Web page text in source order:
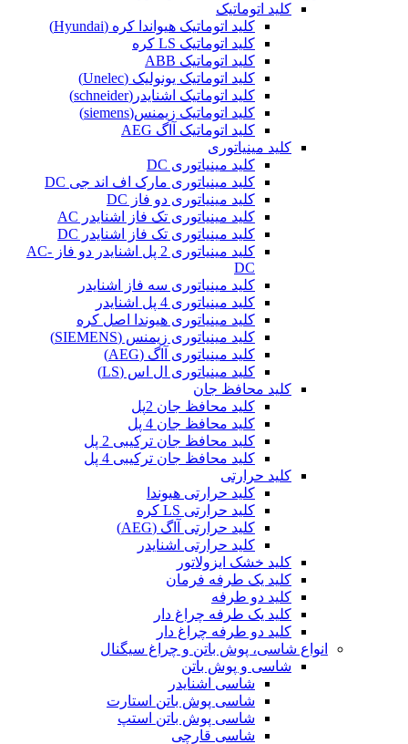
کلید اتوماتیک
کلید اتوماتیک هیواندا کره (Hyundai)
کلید اتوماتیک LS کره
کلید اتوماتیک ABB
کلید اتوماتیک یونولیک (Unelec)
کلید اتوماتیک اشنایدر(schneider)
کلید اتوماتیک زیمنس(siemens)
کلید اتوماتیک آاگ AEG
کلید مینیاتوری
کلید مینیاتوری DC
کلید مینیاتوری مارک اف اند جی DC
کلید مینیاتوری دو فاز DC
کلید مینیاتوری تک فاز اشنایدر AC
کلید مینیاتوری تک فاز اشنایدر DC
کلید مینیاتوری 2 پل اشنایدر دو فاز AC-
DC
کلید مینیاتوری سه فاز اشنایدر
کلید مینیاتوری 4 پل اشنایدر
کلید مینیاتوری هیوندا اصل کره
کلید مینیاتوری زیمنس (SIEMENS)
کلید مینیاتوری آاگ (AEG)
کلید مینیاتوری ال اس (LS)
کلید محافظ جان
کلید محافظ جان 2پل
کلید محافظ جان 4 پل
کلید محافظ جان ترکیبی 2 پل
کلید محافظ جان ترکیبی 4 پل
کلید حرارتی
کلید حرارتی هیوندا
کلید حرارتی LS کره
کلید حرارتی آاگ (AEG)
کلید حرارتی اشنایدر
کلید خشک ایزولاتور
کلید یک طرفه فرمان
کلید دو طرفه
کلید یک طرفه چراغ دار
کلید دو طرفه چراغ دار
انواع شاسی، پوش باتن و چراغ سیگنال
شاسی و پوش باتن
شاسی اشنایدر
شاسی پوش باتن استارت
شاسی پوش باتن استپ
شاسی قارچی